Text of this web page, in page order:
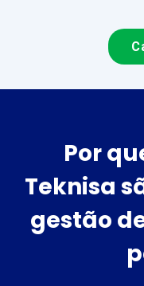
Por
Teknisa
gestão